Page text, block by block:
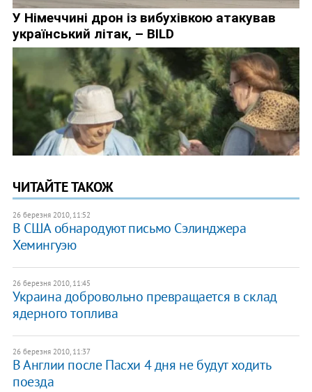
ЧИТАЙТЕ ТАКОЖ
26 березня 2010, 11:52
В США обнародуют письмо Сэлинджера
Хемингуэю
26 березня 2010, 11:45
Украина добровольно превращается в склад
ядерного топлива
26 березня 2010, 11:37
В Англии после Пасхи 4 дня не будут ходить
поезда